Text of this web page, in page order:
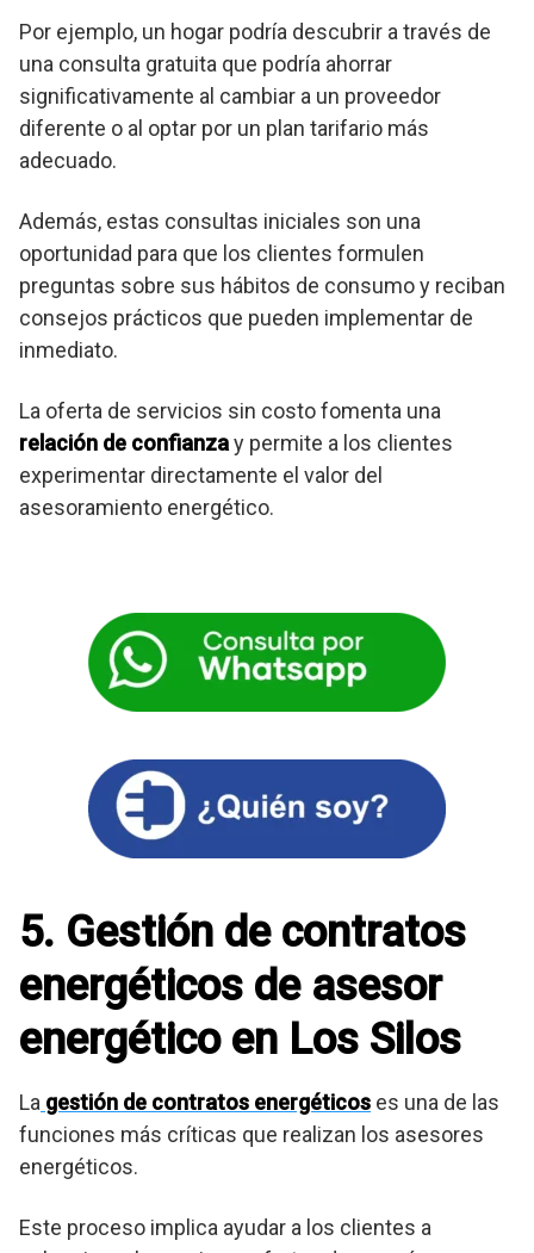
Por ejemplo, un hogar podría descubrir a través de
una consulta gratuita que podría ahorrar
significativamente al cambiar a un proveedor
diferente o al optar por un plan tarifario más
adecuado.
Además, estas consultas iniciales son una
oportunidad para que los clientes formulen
preguntas sobre sus hábitos de consumo y reciban
consejos prácticos que pueden implementar de
inmediato.
La oferta de servicios sin costo fomenta una
relación de confianzay permite a los clientes
experimentar directamente el valor del
asesoramiento energético.
5. Gestión de contratos
energéticos de asesor
energético en Los Silos
La gestión de contratos energéticos es una de las
funciones más críticas que realizan los asesores
energéticos.
Este proceso implica ayudar a los clientes a